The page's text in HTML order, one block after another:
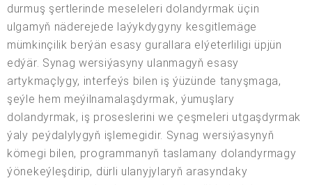
durmuş şertlerinde meseleleri dolandyrmak üçin
ulgamyň näderejede laýykdygyny kesgitlemäge
mümkinçilik berýän esasy gurallara elýeterliligi üpjün
edýär. Synag wersiýasyny ulanmagyň esasy
artykmaçlygy, interfeýs bilen iş ýüzünde tanyşmaga,
şeýle hem meýilnamalaşdyrmak, ýumuşlary
dolandyrmak, iş proseslerini we çeşmeleri utgaşdyrmak
ýaly peýdalylygyň işlemegidir. Synag wersiýasynyň
kömegi bilen, programmanyň taslamany dolandyrmagy
ýönekeýleşdirip, dürli ulanyjylaryň arasyndaky